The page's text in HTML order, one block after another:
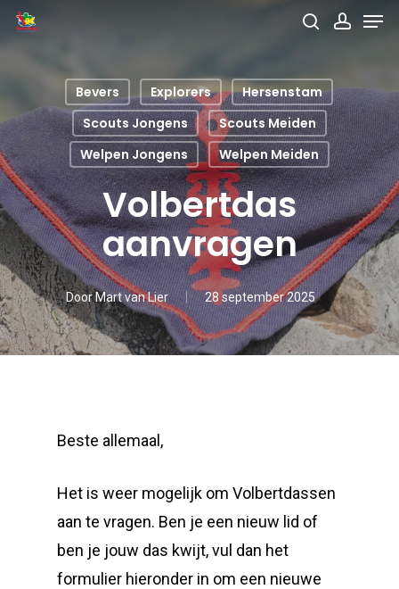
Skip
Bevers Explorers
Hersenstam
Scouts Jongens
Scouts Meiden
Welpen Jongens
Welpen Meiden
Volbertdas
aanvragen
DoorMart van Lier 28 september 2025
Beste allemaal,
Het is weer mogelijk om Volbertdassen
aan te vragen. Ben je een nieuw lid of
ben je jouw das kwijt, vul dan het
formulier hieronder in om een nieuwe